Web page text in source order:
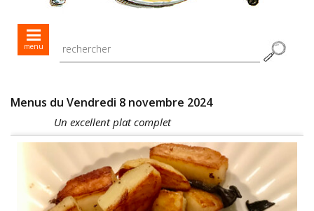
menu
Mes menus jour après jour
Mes recettes de saison
Menus du Vendredi 8 novembre 2024
Un excellent plat complet